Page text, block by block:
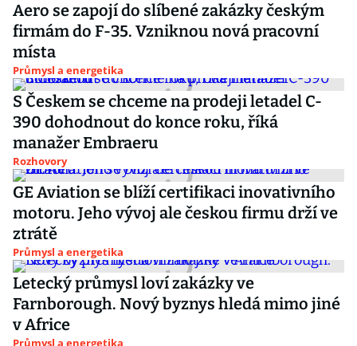
Aero se zapojí do slíbené zakázky českým
firmám do F-35. Vzniknou nová pracovní
místa
Průmysl a energetika
S Českem se chceme na prodeji letadel C-
390 dohodnout do konce roku, říká
manažer Embraeru
Rozhovory
GE Aviation se blíží certifikaci inovativního
motoru. Jeho vývoj ale českou firmu drží ve
ztrátě
Průmysl a energetika
Letecký průmysl loví zakázky ve
Farnborough. Nový byznys hledá mimo jiné
v Africe
Průmysl a energetika